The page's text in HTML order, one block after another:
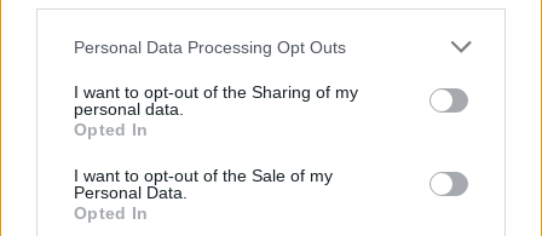
Please note that this website/app uses one or more Google
not limited to your visit or usage behaviour. You may click to
grant or deny consent to Google and its third-party tags to
use your data for below specified purposes in below Google
consent section.
Personal Data Processing Opt Outs
I want to opt-out of the Sharing of my
personal data.
Opted In
I want to opt-out of the Sale of my
Personal Data.
Opted In
Kövess minket, és értesülj a friss hírekről a
Facebookon is!